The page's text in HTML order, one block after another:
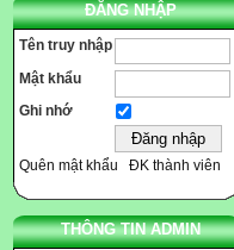
ĐĂNG NHẬP
Tên truy nhập
Mật khẩu
Ghi nhớ
Quên mật khẩu ĐK thành viên
THÔNG TIN ADMIN